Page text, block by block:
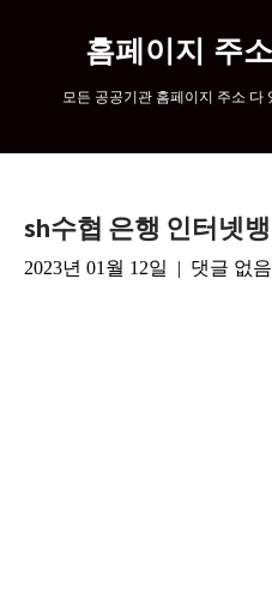
어
홈페이지 주소
모든 공공기관 홈페이지 주소 다
sh수협 은행 인터넷
2023년 01월 12일 | 댓글 없음